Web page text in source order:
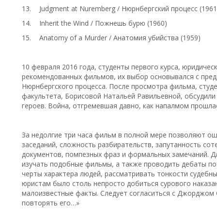
13.
Judgment at Nuremberg / Нюрнбергский процесс
14.
Inherit the Wind / Пожнешь бурю (1960)
15.
Anatomy of a Murder / Анатомия убийства (1959)
10 февраля 2016 года, студенты первого курса,
рекомендованных фильмов, их выбор основывался с
Нюрнбергского процесса. После просмотра фильма,
факультета, Борисовой Натальей Равильевной,
героев. Война, отгремевшая давно, как напалмом
За недолгие три часа фильм в полной мере позволяют
заседаний, сложность разбирательств, запутанность
документов, помпезных фраз и формальных замечаний.
изучать подобные фильмы, а также проводить дебаты
черты характера людей, рассматривать тонкости
юристам было столь непросто добиться сурового
малоизвестные факты. Следует согласиться с
повторять его…»